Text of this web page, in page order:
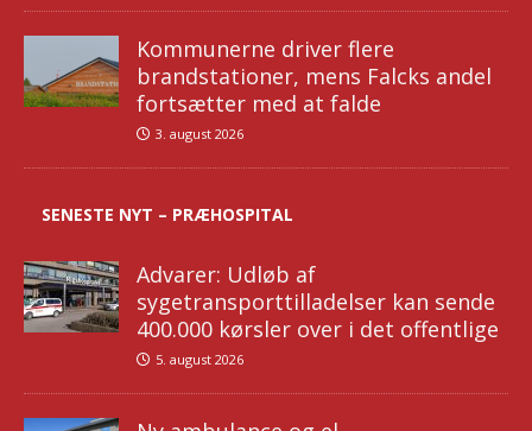
Kommunerne driver flere
brandstationer, mens Falcks andel
fortsætter med at falde
3. august 2026
SENESTE NYT – PRÆHOSPITAL
Advarer: Udløb af
sygetransporttilladelser kan sende
400.000 kørsler over i det offentlige
5. august 2026